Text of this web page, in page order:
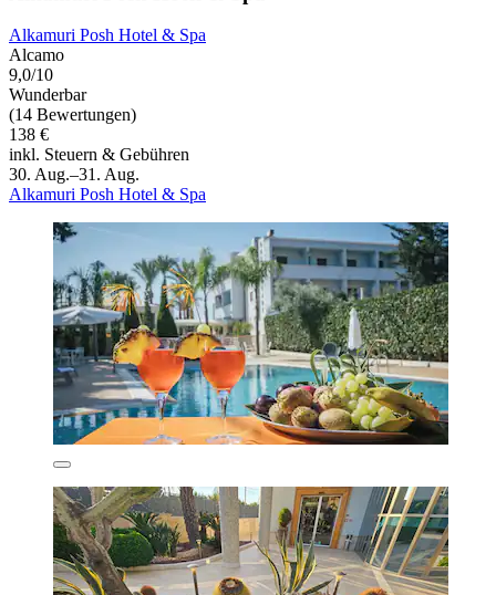
Alkamuri Posh Hotel & Spa
Alcamo
9,0/10
Wunderbar
(14 Bewertungen)
138 €
inkl. Steuern & Gebühren
30. Aug.–31. Aug.
Alkamuri Posh Hotel & Spa